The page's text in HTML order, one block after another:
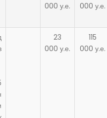
000 у.е.
000 у.е.
23
000 у.е.
115
000 у.е.